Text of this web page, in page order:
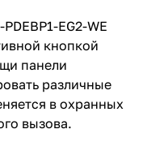
EG2-WE
кнопкой
панели
различные
в охранных
вызова.